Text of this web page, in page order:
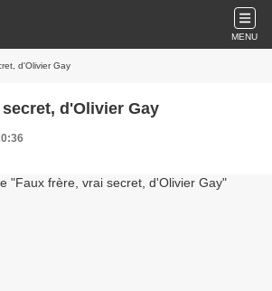
MENU
d'Olivier Gay
d'Olivier Gay